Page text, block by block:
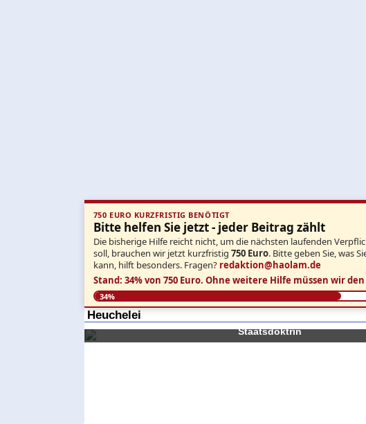
750 EURO KURZFRISTIG BENÖTIGT
Bitte helfen Sie jetzt - jeder Beitrag zählt
Die bisherige Hilfe reicht nicht, um die nächsten laufenden
soll, brauchen wir jetzt kurzfristig 750 Euro. Bitte geben Sie, was
kann, hilft besonders. Fragen? redaktion@haolam.de
Stand: 34% von 750 Euro. Ohne weitere Hilfe müssen wir
34%
Heuchelei
Spanien enttarnt sich selbst: Im Fall Sidenor wird
Staatsdoktrin